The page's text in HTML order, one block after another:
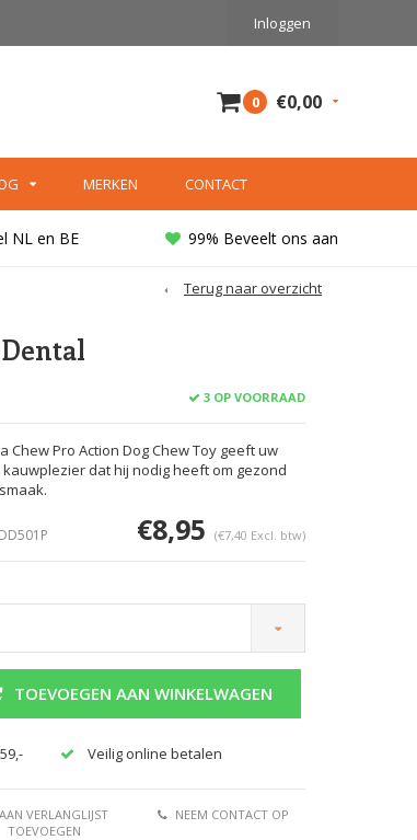
Inloggen
0 €0,00
MERKEN CONTACT
NL en BE 99% Beveelt ons aan
Terug naar overzicht
3 OP VOORRAAD
Chew Pro Action Dog Chew Toy geeft uw
dat hij nodig heeft om gezond
€8,95 (€7,40 Excl. btw)
TOEVOEGEN AAN WINKELWAGEN
Veilig online betalen
AAN VERLANGLIJST
TOEVOEGEN
NEEM CONTACT OP